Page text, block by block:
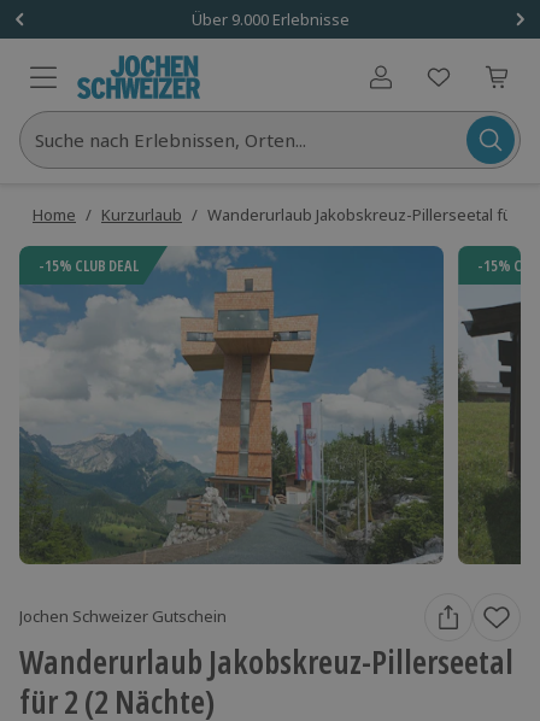
Über 9.000 Erlebnisse
Benutzerkonto
Suche nach Erlebnissen, Orten...
Home / Kurzurlaub / Wanderurlaub Jakobskreuz-Pillerseetal für 2
-15% CLUB DEAL -15%
Jochen Schweizer Gutschein
Wanderurlaub Jakobskreuz-Pillerseetal
für 2 (2 Nächte)